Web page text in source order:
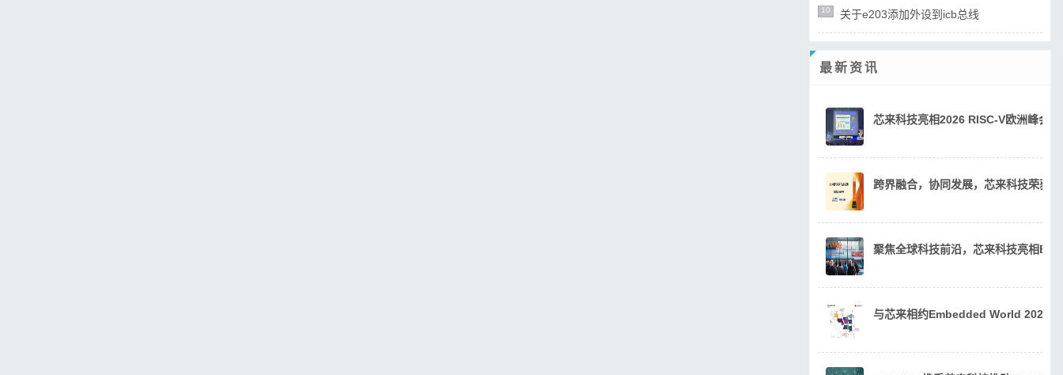
10 关于e203添加外设到icb总线
最新资讯
芯来科技亮相2026 RISC-V欧洲峰会
跨界融合，协同发展，芯来科技荣获
聚焦全球科技前沿，芯来科技亮相
与芯来相约Embedded World 2026，